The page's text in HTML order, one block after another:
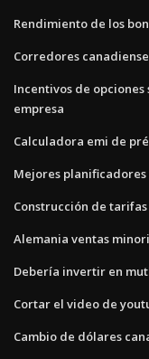
Rendimiento de los
Corredores
Incentivos de
empresa
Calculadora emi de
Mejores
Construcción de
Alemania ventas
Debería invertir en
Cortar el video de
Cambio de dólares